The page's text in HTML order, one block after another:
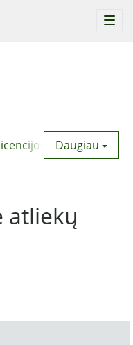
Daugiau
atliekų